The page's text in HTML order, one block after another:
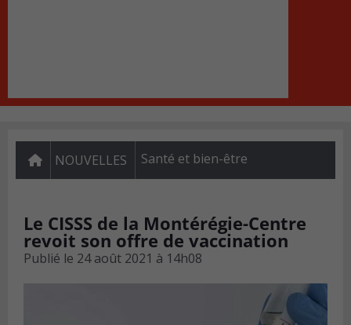
NOUVELLES Santé et bien-être
Le CISSS de la Montérégie-Centre
revoit son offre de vaccination
Publié le 24 août 2021 à 14h08